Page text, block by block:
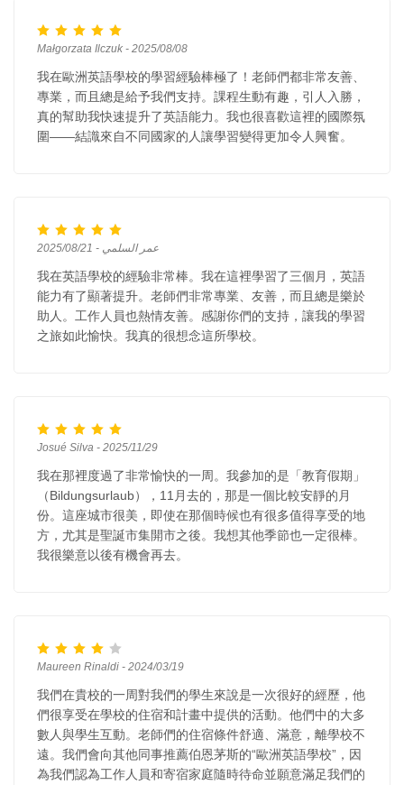
Małgorzata Ilczuk - 2025/08/08
我在歐洲英語學校的學習經驗棒極了！老師們都非常友善、
專業，而且總是給予我們支持。課程生動有趣，引人入勝，
真的幫助我快速提升了英語能力。我也很喜歡這裡的國際氛
圍——結識來自不同國家的人讓學習變得更加令人興奮。
عمر السلمي - 2025/08/21
我在英語學校的經驗非常棒。我在這裡學習了三個月，英語
能力有了顯著提升。老師們非常專業、友善，而且總是樂於
助人。工作人員也熱情友善。感謝你們的支持，讓我的學習
之旅如此愉快。我真的很想念這所學校。
Josué Silva - 2025/11/29
我在那裡度過了非常愉快的一周。我參加的是「教育假期」
（Bildungsurlaub），11月去的，那是一個比較安靜的月
份。這座城市很美，即使在那個時候也有很多值得享受的地
方，尤其是聖誕市集開市之後。我想其他季節也一定很棒。
我很樂意以後有機會再去。
Maureen Rinaldi - 2024/03/19
我們在貴校的一周對我們的學生來說是一次很好的經歷，他
們很享受在學校的住宿和計畫中提供的活動。他們中的大多
數人與學生互動。老師們的住宿條件舒適、滿意，離學校不
遠。我們會向其他同事推薦伯恩茅斯的“歐洲英語學校”，因
為我們認為工作人員和寄宿家庭隨時待命並願意滿足我們的